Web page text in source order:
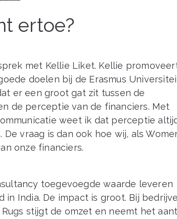
ertoe?
met Kellie Liket. Kellie
doelen bij de Erasmus
er een groot gat zit tussen de
de perceptie van de financiers. Met
weet ik dat perceptie
vraag is dan ook hoe wij, als
onze financiers.
toegevoegde waarde leveren
India. De impact is groot. Bij
stijgt de omzet en neemt het